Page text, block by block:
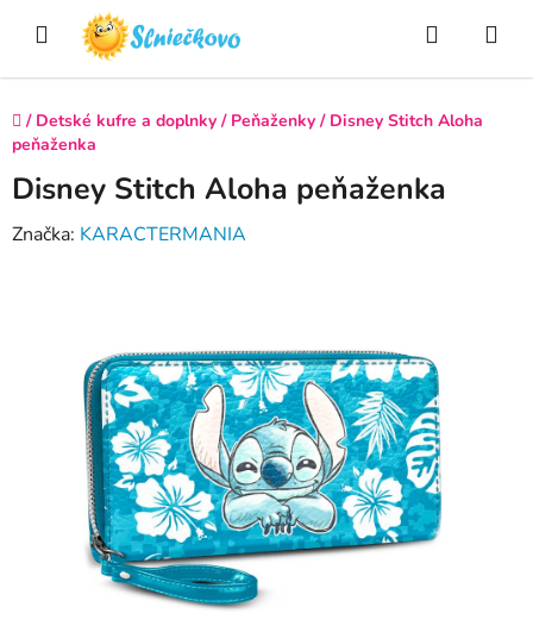
Hľadať
Domov
/ Detské kufre a doplnky / Peňaženky / Disney Stitch Aloha
peňaženka
Disney Stitch Aloha peňaženka
Značka: KARACTERMANIA